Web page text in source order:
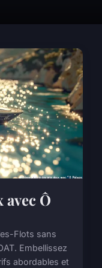
avec Ô
Flots sans
Embellissez
abordables et